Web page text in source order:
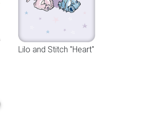
Lilo and Stitch "Heart"